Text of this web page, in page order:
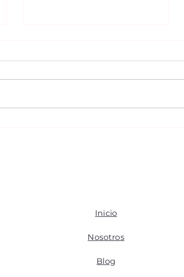
Inicio
Nosotros
Blog